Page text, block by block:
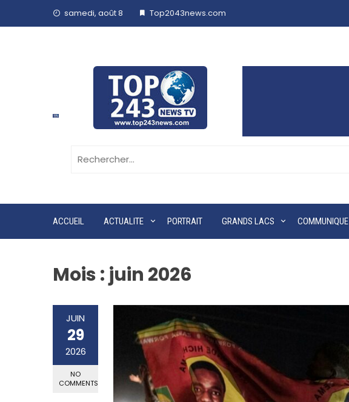
samedi, août 8 Top2043news.com
ACCUEIL ACTUALITE PORTRAIT GRANDS LACS COMMUNIQUE
Mois : juin 2026
JUIN
29
2026
NO
COMMENTS